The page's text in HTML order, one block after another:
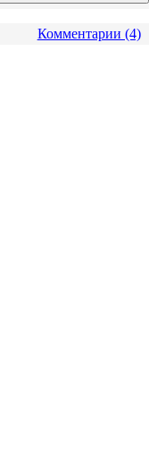
Комментарии (4)